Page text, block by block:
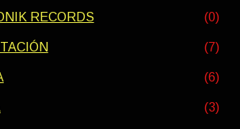
RECORDS (0)
(7)
(6)
(3)